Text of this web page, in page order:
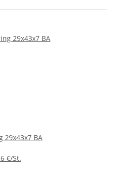
29x43x7 BA
€/St.